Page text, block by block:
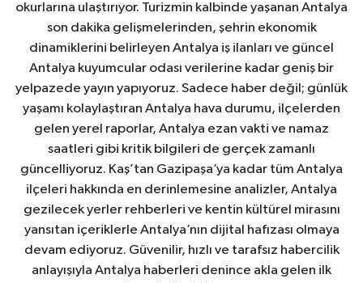
okurlarına ulaştırıyor. Turizmin kalbinde yaşanan Antalya
son dakika gelişmelerinden, şehrin ekonomik
dinamiklerini belirleyen Antalya iş ilanları ve güncel
Antalya kuyumcular odası verilerine kadar geniş bir
yelpazede yayın yapıyoruz. Sadece haber değil; günlük
yaşamı kolaylaştıran Antalya hava durumu, ilçelerden
gelen yerel raporlar, Antalya ezan vakti ve namaz
saatleri gibi kritik bilgileri de gerçek zamanlı
güncelliyoruz. Kaş’tan Gazipaşa’ya kadar tüm Antalya
ilçeleri hakkında en derinlemesine analizler, Antalya
gezilecek yerler rehberleri ve kentin kültürel mirasını
yansıtan içeriklerle Antalya’nın dijital hafızası olmaya
devam ediyoruz. Güvenilir, hızlı ve tarafsız habercilik
anlayışıyla Antalya haberleri denince akla gelen ilk